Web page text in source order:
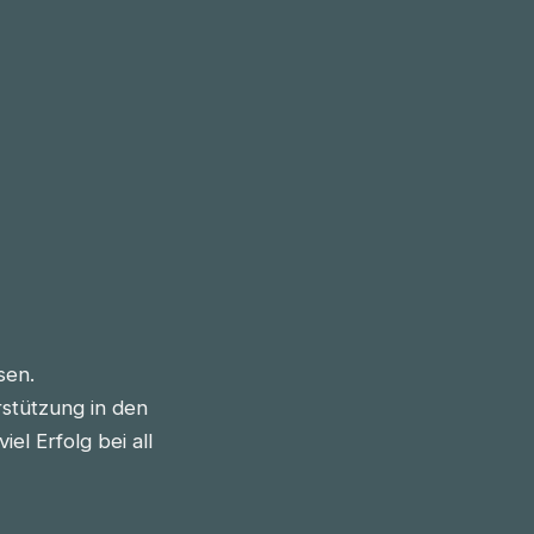
in den
Erfolg bei all